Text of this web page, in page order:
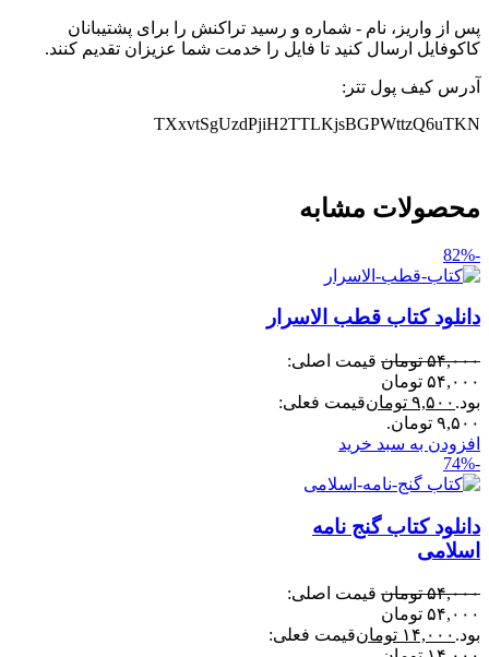
پس از واریز، نام - شماره و رسید تراکنش را برای پشتیبانان
کاکوفایل ارسال کنید تا فایل را خدمت شما عزیزان تقدیم کنند.
آدرس کیف پول تتر:
TXxvtSgUzdPjiH2TTLKjsBGPWttzQ6uTKN
محصولات مشابه
-82%
دانلود کتاب قطب الاسرار
۵۴,۰۰۰ تومان قیمت اصلی:
۵۴,۰۰۰ تومان
بود. ۹,۵۰۰ تومانقیمت فعلی:
۹,۵۰۰ تومان.
افزودن به سبد خرید
-74%
دانلود کتاب گنج نامه
اسلامی
۵۴,۰۰۰ تومان قیمت اصلی:
۵۴,۰۰۰ تومان
بود. ۱۴,۰۰۰ تومانقیمت فعلی: